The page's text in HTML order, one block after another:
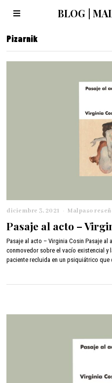
BLOG |
Pizarnik
diciembre 3, 2021
c
i
e
m
b
Malpaso
Pasaje al acto –
Pasaje al acto – Virginia Cosin Pasaje al
conmovedor sobre el vacío existencial y
paciente recluida en un psiquiátrico que